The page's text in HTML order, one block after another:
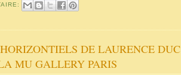
DE LAURENCE DUC
MU GALLERY PARIS